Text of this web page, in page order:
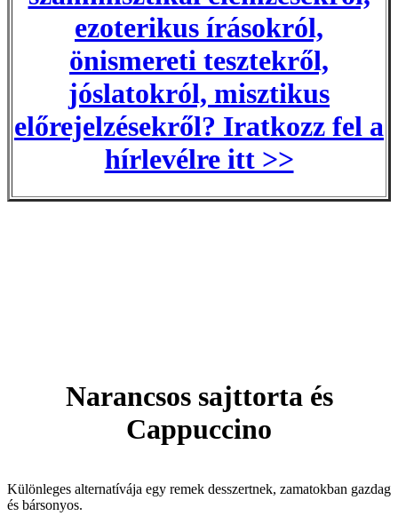
ezoterikus írásokról,
önismereti tesztekről,
jóslatokról, misztikus
előrejelzésekről? Iratkozz fel a
hírlevélre itt >>
Narancsos sajttorta és
Cappuccino
Különleges alternatívája egy remek desszertnek, zamatokban gazdag
és bársonyos.